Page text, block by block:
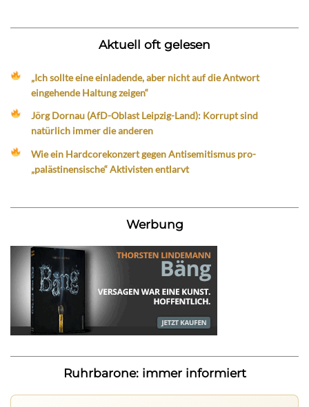
Aktuell oft gelesen
„Ich sollte eine einladende, aber nicht auf die Antwort
eingehende Haltung zeigen“
Jörg Dornau (AfD-Oblast Leipzig-Land): Korrupt sind
natürlich immer die anderen
Wie ein Hardcorekonzert gegen Antisemitismus pro-
„palästinensische“ Aktivisten entlarvt
Werbung
Ruhrbarone: immer informiert